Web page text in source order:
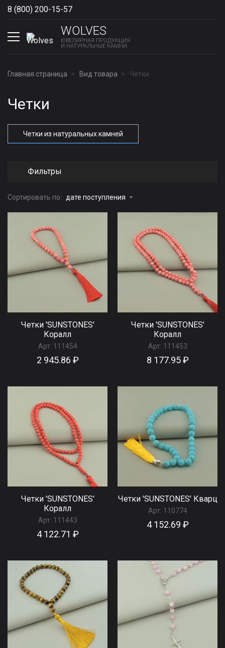
8 (800) 200-15-57
WOLVES
ЮВЕЛИРНАЯ ПРОДУКЦИЯ
И НАТУРАЛЬНЫЕ КАМНИ
Главная страница Вид товара Четки
Четки
Четки из натуральных камней
Фильтры
Сортировать по: дате поступления
Четки 'SUNSTONES'
Коралл
Арт: 111454
2 945.86 ₽
Четки 'SUNSTONES'
Коралл
Арт: 111453
8 177.95 ₽
Четки 'SUNSTONES'
Коралл
Арт: 111443
4 122.71 ₽
Четки 'SUNSTONES' Кварц
Арт: 110774
4 152.69 ₽